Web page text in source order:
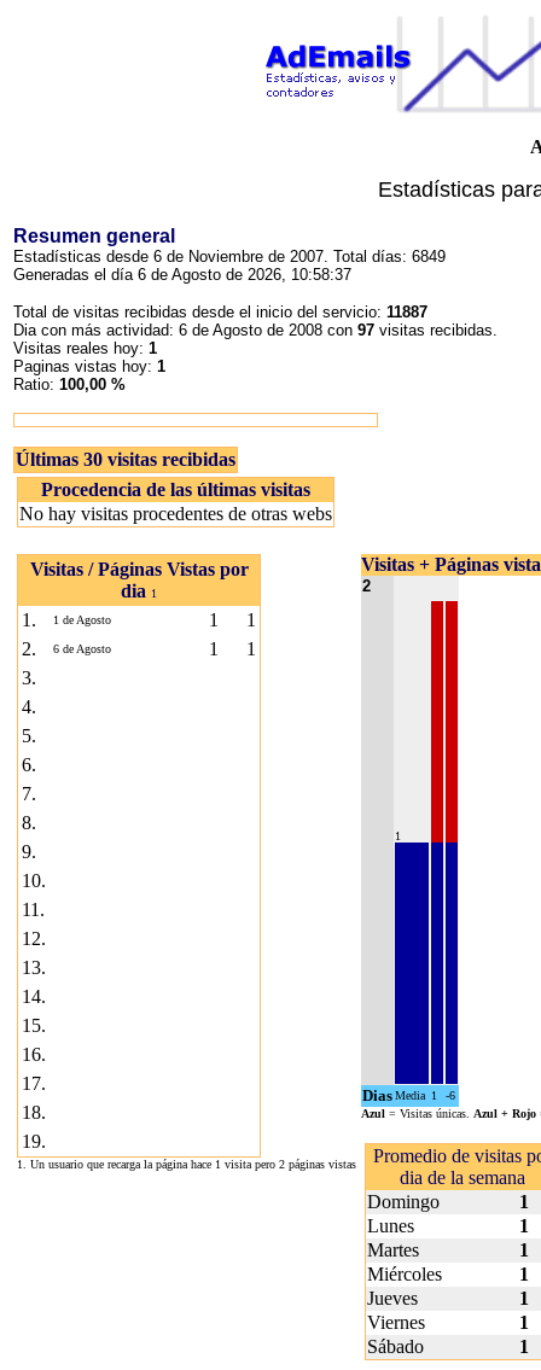
Estadísticas
Resumen general
Estadísticas desde 6 de Noviembre de 2007. Total días: 6849
Generadas el día 6 de Agosto de 2026, 10:58:37
Total de visitas recibidas desde el inicio del servicio: 11887
Dia con más actividad: 6 de Agosto de 2008 con 97 visitas recibidas.
Visitas reales hoy: 1
Paginas vistas hoy: 1
Ratio: 100,00 %
Últimas 30 visitas recibidas
Procedencia de las últimas visitas
No hay visitas procedentes de otras webs
Visitas / Páginas Vistas por
dia 1
1. 1 de Agosto 1
1
2.
6 de Agosto 1
1
3.
4.
5.
6.
7.
8.
9.
10.
11.
12.
13.
14.
15.
16.
17.
18.
19.
1. Un usuario que recarga la página hace 1 visita pero 2 páginas vistas
Visitas + Páginas
2
1
DiasMedia 1
-6
Azul = Visitas únicas. Azul + Rojo
Promedio de visitas
dia de la semana
Domingo
1
Lunes
1
Martes
1
Miércoles
1
Jueves
1
Viernes
1
Sábado
1